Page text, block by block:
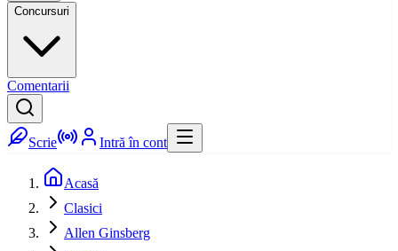
Concursuri
Comentarii
Scrie Intră în cont
Acasă
Clasici
Allen Ginsberg